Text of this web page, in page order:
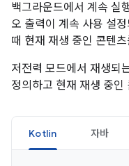
백그라운드에서 계속 실
오 출력이 계속 사용 설
때 현재 재생 중인 콘텐
저전력 모드에서 재생되
정의하고 현재 재생 중
Kotlin 자바